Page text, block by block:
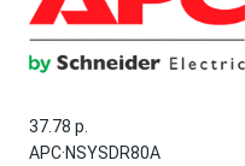
37.78 p.
APC·NSYSDR80A